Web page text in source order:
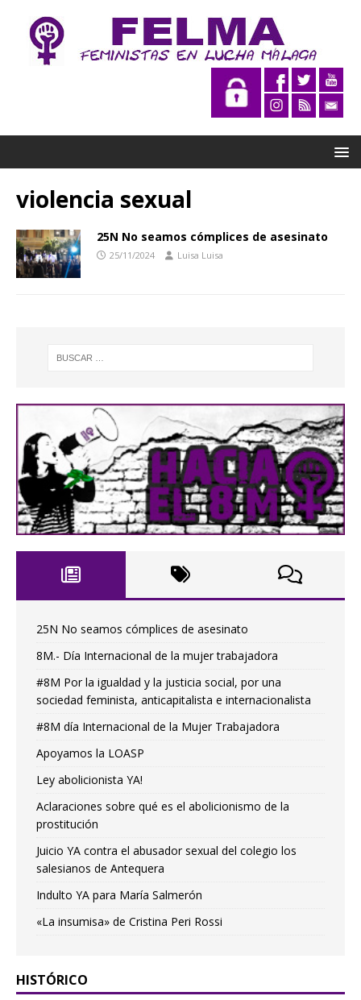
violencia sexual
25N No seamos cómplices de asesinato
25/11/2024 Luisa Luisa
25N No seamos cómplices de asesinato
8M.- Día Internacional de la mujer trabajadora
#8M Por la igualdad y la justicia social, por una
sociedad feminista, anticapitalista e internacionalista
#8M día Internacional de la Mujer Trabajadora
Apoyamos la LOASP
Ley abolicionista YA!
Aclaraciones sobre qué es el abolicionismo de la
prostitución
Juicio YA contra el abusador sexual del colegio los
salesianos de Antequera
Indulto YA para María Salmerón
«La insumisa» de Cristina Peri Rossi
HISTÓRICO